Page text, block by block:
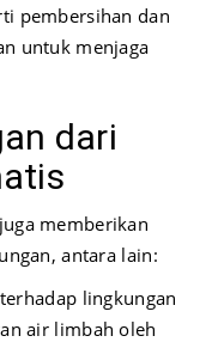
pembersihan dan
untuk menjaga
dari
memberikan
antara lain:
lingkungan
air limbah oleh